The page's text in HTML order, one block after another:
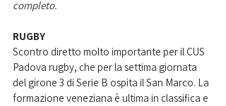
completo.
RUGBY
Scontro diretto molto importante per il CUS
Padova rugby, che per la settima giornata
del girone 3 di Serie B ospita il San Marco. La
formazione veneziana è ultima in classifica e